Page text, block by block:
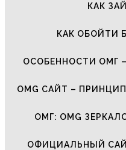
КАК
КАК ОБОЙТИ
ОСОБЕННОСТИ ОМГ
OMG САЙТ –
ОМГ: OMG
ОФИЦИАЛЬНЫЙ